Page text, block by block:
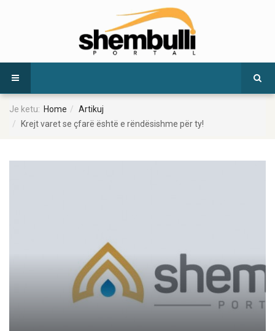
Je ketu: Home
Artikuj
Krejt varet se çfarë është e rëndësishme për ty!